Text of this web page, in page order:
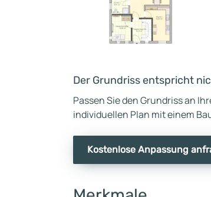
Der Grundriss entspricht
Passen Sie den Grundriss an
individuellen Plan mit einem
Kostenlose Anpassung